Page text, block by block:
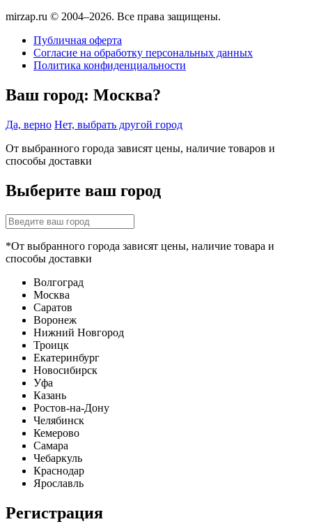
mirzap.ru © 2004–2026. Все права защищены.
Публичная оферта
Согласие на обработку персональных данных
Политика конфиденциальности
Ваш город: Москва?
Да, верно Нет, выбрать другой город
От выбранного города зависят цены, наличие товаров и
способы доставки
Выберите ваш город
*От выбранного города зависят цены, наличие товара и
способы доставки
Волгоград
Москва
Саратов
Воронеж
Нижний Новгород
Троицк
Екатеринбург
Новосибирск
Уфа
Казань
Ростов-на-Дону
Челябинск
Кемерово
Самара
Чебаркуль
Краснодар
Ярославль
Регистрация